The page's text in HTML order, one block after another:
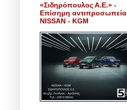
«Σιδηρόπουλος Α.Ε.» -
Επίσημη αντιπροσωπεία
NISSAN - KGM